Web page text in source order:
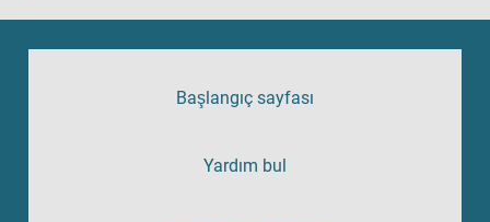
Başlangıç sayfası
Yardım bul